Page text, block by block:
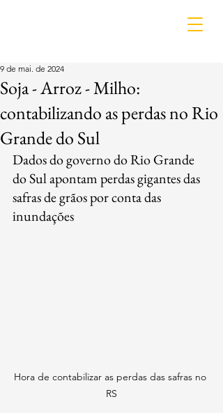
Soja - Arroz - Milho:
contabilizando as perdas no Rio
Grande do Sul
9 de mai. de 2024
Dados do governo do Rio Grande
do Sul apontam perdas gigantes das
safras de grãos por conta das
inundações
Hora de contabilizar as perdas das safras no
RS